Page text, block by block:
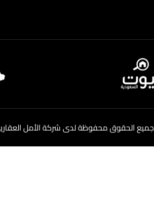
جميع الحقوق محفوظة لدى شركة الأمل العقارية ©